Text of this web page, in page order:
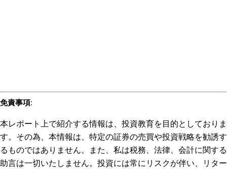
免責事項:
本レポート上で紹介する情報は、投資教育を目的としておりま
す。その為、本情報は、特定の証券の売買や投資戦略を勧誘す
るものではありません。また、私は税務、法律、会計に関する
助言は一切いたしません。投資には常にリスクが伴い、リター